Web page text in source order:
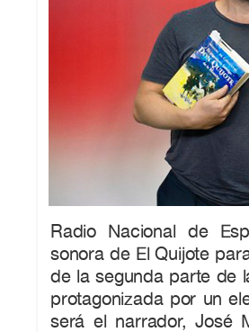
Radio Nacional de
sonora de El Quijote
de la segunda parte de
protagonizada por un
será el narrador, José